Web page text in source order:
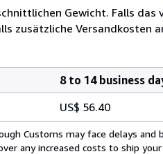
Gewicht. Falls das
zusätzliche Versandkosten
8 to 14 business
US$ 56.40
Customs may face delays and
any increased costs to ship